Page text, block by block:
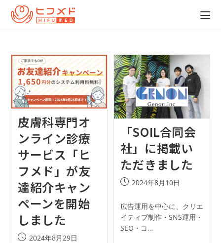
皮膚科専門オ
ンライン診療
サービス「ヒ
フメド」が友
達紹介キャン
ペーンを開始
しました
2024年8月29日
「SOIL合同会
社」に掲載い
ただきました
2024年8月10日
広告運用を中心に、クリエ
イティブ制作・SNS運用・
SEO・コ…